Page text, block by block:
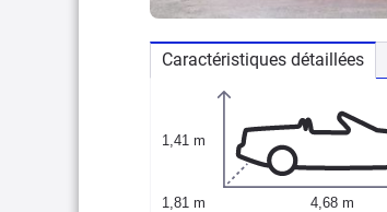
Caractéristiques détaillées
1,41 m
1,81 m 4,68 m